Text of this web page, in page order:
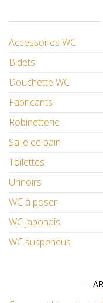
Accessoires WC
Bidets
Douchette WC
Fabricants
Robinetterie
Salle de bain
Toilettes
Urinoirs
WC à poser
WC japonais
WC suspendus